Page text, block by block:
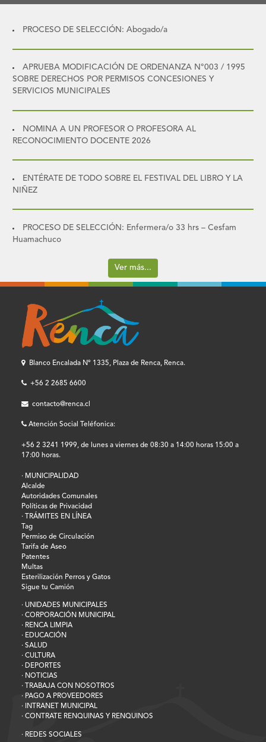
PROCESO DE SELECCIÓN: Abogado/a
APRUEBA MODIFICACIÓN DE ORDENANZA N°003 / 1995
SOBRE DERECHOS POR PERMISOS CONCESIONES Y
SERVICIOS MUNICIPALES
NOMINA A UN PROFESOR O PROFESORA AL
RECONOCIMIENTO DOCENTE 2026
ENTÉRATE DE TODO SOBRE EL FESTIVAL DEL LIBRO Y LA
NIÑEZ
PROCESO DE SELECCIÓN: Enfermera/o 33 hrs – Cesfam
Huamachuco
Ver más...
Blanco Encalada Nº 1335, Plaza de Renca, Renca.
+56 2 2685 6600
contacto@renca.cl
Atención Social Teléfonica:
+56 2 3241 1999, de lunes a viernes de 08:30 a 14:00 horas 15:00 a
17:00 horas.
· MUNICIPALIDAD
Alcalde
Autoridades Comunales
Políticas de Privacidad
· TRÁMITES EN LÍNEA
Tag
Permiso de Circulación
Tarifa de Aseo
Patentes
Multas
Esterilización Perros y Gatos
Sigue tu Camión
· UNIDADES MUNICIPALES
· CORPORACIÓN MUNICIPAL
· RENCA LIMPIA
· EDUCACIÓN
· SALUD
· CULTURA
· DEPORTES
· NOTICIAS
· TRABAJA CON NOSOTROS
· PAGO A PROVEEDORES
· INTRANET MUNICIPAL
· CONTRATE RENQUINAS Y RENQUINOS
· REDES SOCIALES